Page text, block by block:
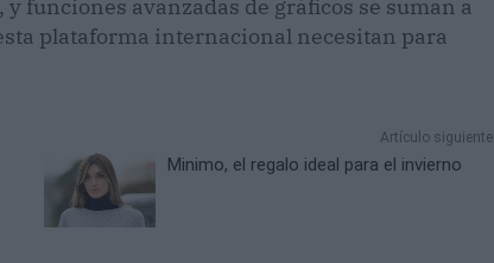
funciones avanzadas de gráficos se suman a
plataforma internacional necesitan para
Artículo siguiente
Minimo, el regalo ideal para el invierno